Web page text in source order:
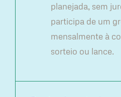
planejada, sem
participa de um
mensalmente à
sorteio ou lance.